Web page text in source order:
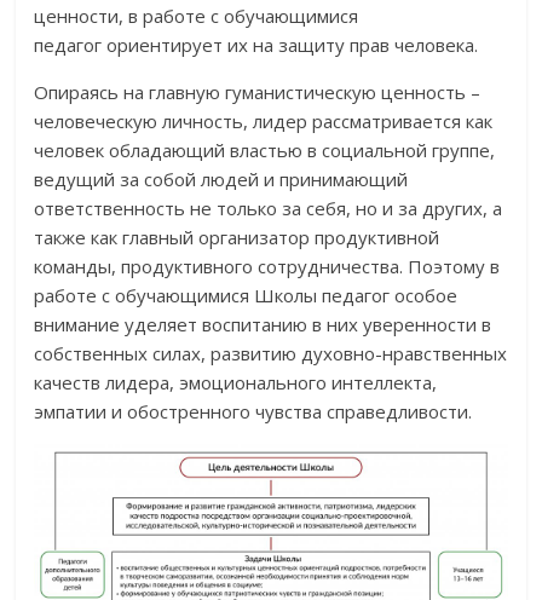
ценности, в работе с обучающимися
педагог ориентирует их на защиту прав человека.
Опираясь на главную гуманистическую ценность –
человеческую личность, лидер рассматривается как
человек обладающий властью в социальной группе,
ведущий за собой людей и принимающий
ответственность не только за себя, но и за других, а
также как главный организатор продуктивной
команды, продуктивного сотрудничества. Поэтому в
работе с обучающимися Школы педагог особое
внимание уделяет воспитанию в них уверенности в
собственных силах, развитию духовно-нравственных
качеств лидера, эмоционального интеллекта,
эмпатии и обостренного чувства справедливости.